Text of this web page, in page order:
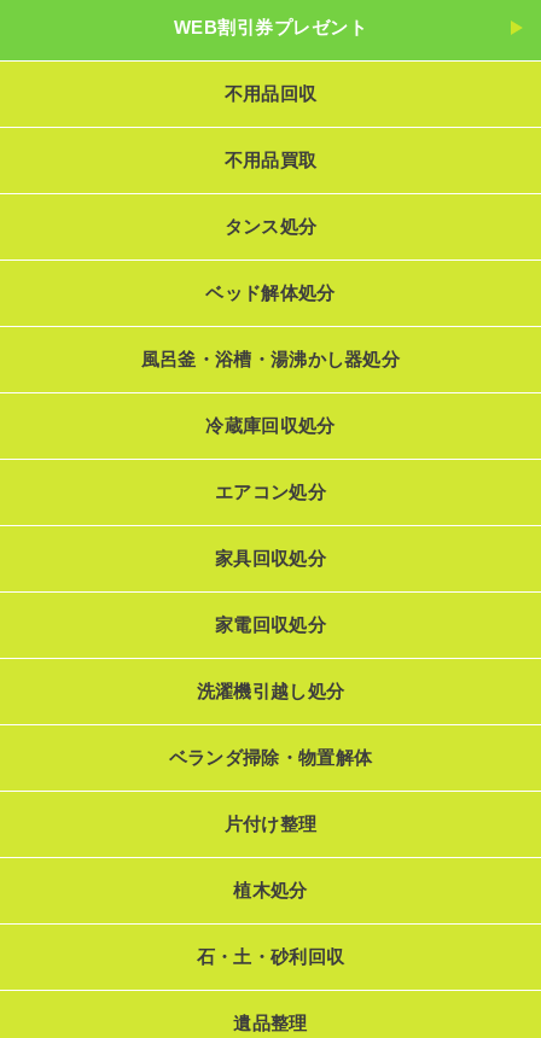
WEB割引券プレゼント
不用品回収
不用品買取
タンス処分
ベッド解体処分
風呂釜・浴槽・湯沸かし器処分
冷蔵庫回収処分
エアコン処分
家具回収処分
家電回収処分
洗濯機引越し処分
ベランダ掃除・物置解体
片付け整理
植木処分
石・土・砂利回収
遺品整理